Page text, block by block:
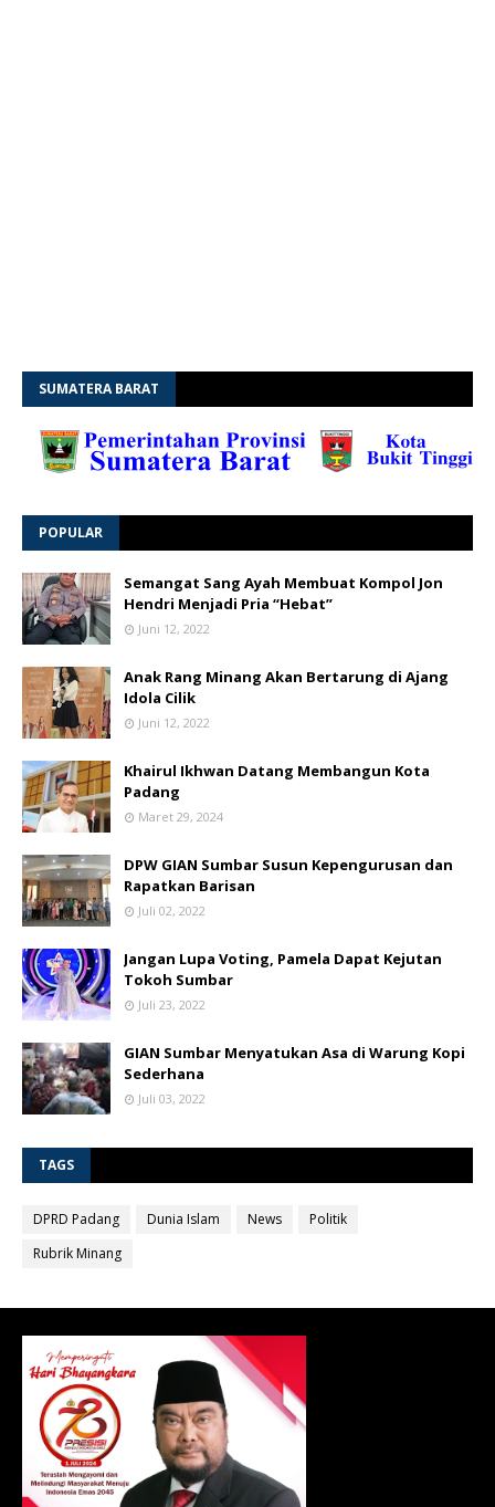
SUMATERA BARAT
POPULAR
Semangat Sang Ayah Membuat Kompol Jon
Hendri Menjadi Pria “Hebat”
Juni 12, 2022
Anak Rang Minang Akan Bertarung di Ajang
Idola Cilik
Juni 12, 2022
Khairul Ikhwan Datang Membangun Kota
Padang
Maret 29, 2024
DPW GIAN Sumbar Susun Kepengurusan dan
Rapatkan Barisan
Juli 02, 2022
Jangan Lupa Voting, Pamela Dapat Kejutan
Tokoh Sumbar
Juli 23, 2022
GIAN Sumbar Menyatukan Asa di Warung Kopi
Sederhana
Juli 03, 2022
TAGS
DPRD Padang Dunia Islam News
Politik
Rubrik Minang